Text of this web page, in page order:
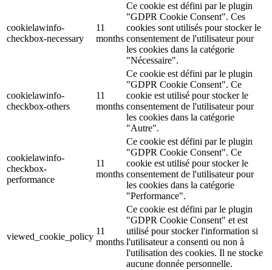
cookielawinfo-
checkbox-necessary
11
months
Ce cookie est défini par le plugin
"GDPR Cookie Consent". Ces
cookies sont utilisés pour stocker le
consentement de l'utilisateur pour
les cookies dans la catégorie
"Nécessaire".
cookielawinfo-
checkbox-others
11
months
Ce cookie est défini par le plugin
"GDPR Cookie Consent". Ce
cookie est utilisé pour stocker le
consentement de l'utilisateur pour
les cookies dans la catégorie
"Autre".
cookielawinfo-
checkbox-
performance
11
months
Ce cookie est défini par le plugin
"GDPR Cookie Consent". Ce
cookie est utilisé pour stocker le
consentement de l'utilisateur pour
les cookies dans la catégorie
"Performance".
viewed_cookie_policy
11
months
Ce cookie est défini par le plugin
"GDPR Cookie Consent" et est
utilisé pour stocker l'information si
l'utilisateur a consenti ou non à
l'utilisation des cookies. Il ne stocke
aucune donnée personnelle.